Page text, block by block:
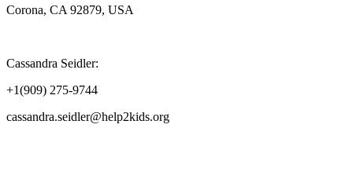
Corona, CA 92879, USA
Cassandra Seidler:
+1(909) 275-9744
cassandra.seidler@help2kids.org